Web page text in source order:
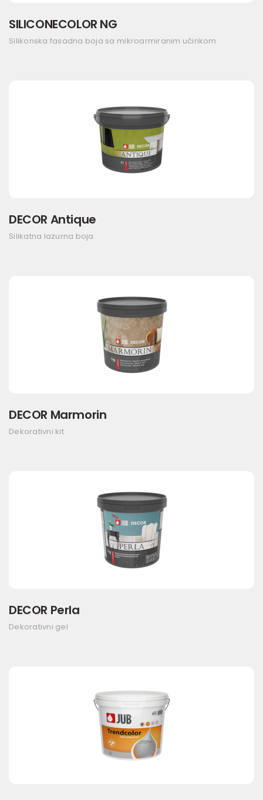
SILICONECOLOR NG
Silikonska fasadna boja sa mikroarmiranim učinkom
DECOR Antique
Silikatna lazurna boja
DECOR Marmorin
Dekorativni kit
DECOR Perla
Dekorativni gel